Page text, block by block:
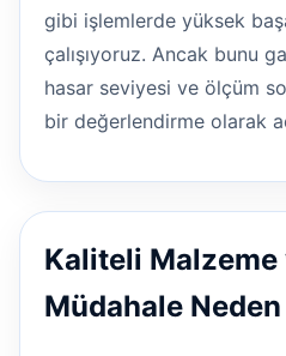
gibi işlemlerde yüksek
çalışıyoruz. Ancak bunu
hasar seviyesi ve ölçüm
bir değerlendirme olarak
Kaliteli Malzeme
Müdahale